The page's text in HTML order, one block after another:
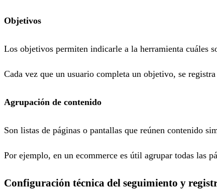
Objetivos
Los objetivos permiten indicarle a la herramienta cuáles
Cada vez que un usuario completa un objetivo, se
Agrupación de contenido
Son listas de páginas o pantallas que reúnen contenido
Por ejemplo, en un ecommerce es útil agrupar todas las
Configuración técnica del seguimiento y